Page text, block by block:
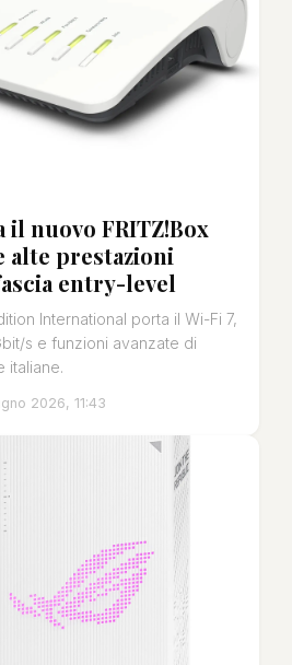
nuovo FRITZ!Box
alte prestazioni
entry-level
International porta il Wi-Fi 7,
s e funzioni avanzate di
italiane.
2026, 11:43